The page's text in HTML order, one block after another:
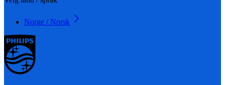
Norge / Norsk